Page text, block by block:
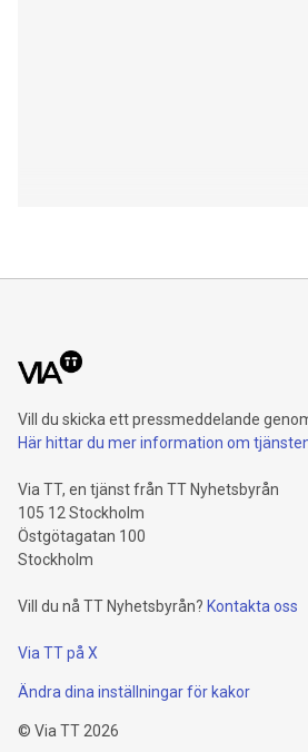
Vill du skicka ett pressmeddelande
Här hittar du mer information om
Via TT, en tjänst från TT Nyhetsbyrån
105 12 Stockholm
Östgötagatan 100
Stockholm
Vill du nå TT Nyhetsbyrån? Kontakta oss
Via TT på X
Ändra dina inställningar för kakor
© Via TT2026